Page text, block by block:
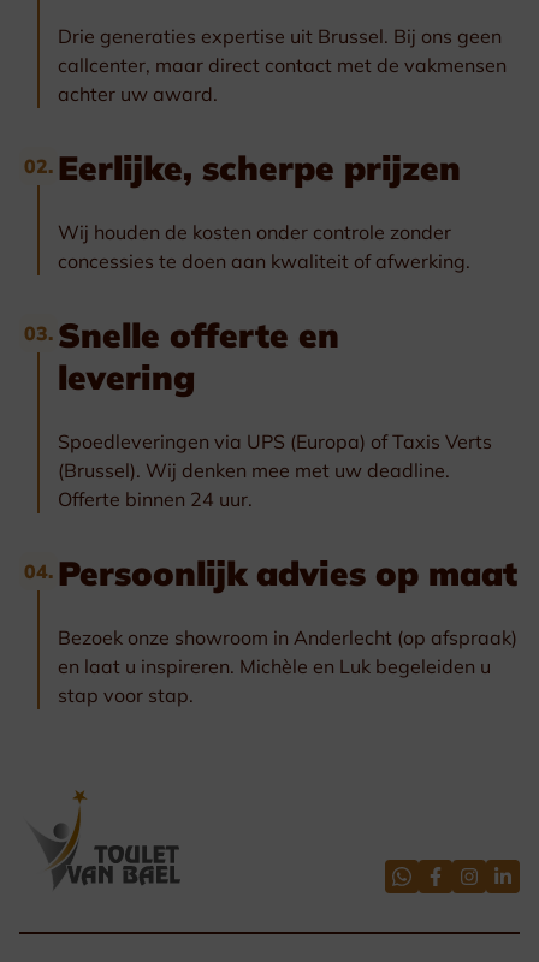
Drie generaties expertise uit Brussel. Bij ons geen
callcenter, maar direct contact met de vakmensen
achter uw award.
02. Eerlijke, scherpe prijzen
Wij houden de kosten onder controle zonder
concessies te doen aan kwaliteit of afwerking.
03. Snelle offerte en
levering
Spoedleveringen via UPS (Europa) of Taxis Verts
(Brussel). Wij denken mee met uw deadline.
Offerte binnen 24 uur.
04. Persoonlijk advies op maat
Bezoek onze showroom in Anderlecht (op afspraak)
en laat u inspireren. Michèle en Luk begeleiden u
stap voor stap.